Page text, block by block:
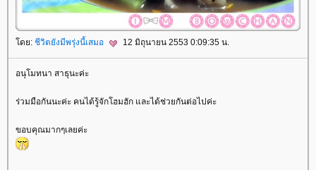
ดย: ชีวิตยังมีพรุ่งนี้เสมอ 12 มิถุนายน 2553 0:09:35 น.
อนุโมทนา สาธุนะค่ะ
ร่วมมือกันนะค่ะ คนได้รู้จักโฮมฮัก และได้ช่วยกันต่อไปค่ะ
ขอบคุณมากๆเลยค่ะ